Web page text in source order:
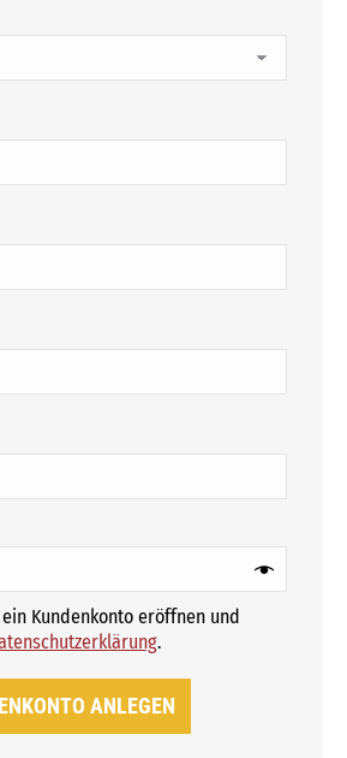
ein Kundenkonto eröffnen und
.
ANLEGEN